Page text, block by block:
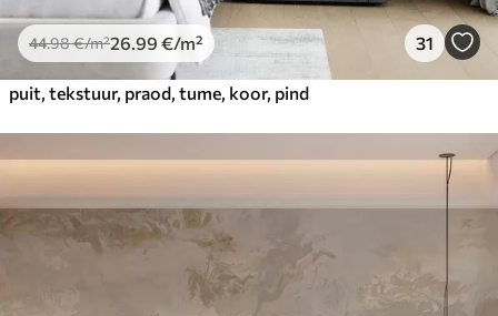
44.98€/m²26 .99 €/m² 31
puit, tekstuur, praod, tume, koor, pind